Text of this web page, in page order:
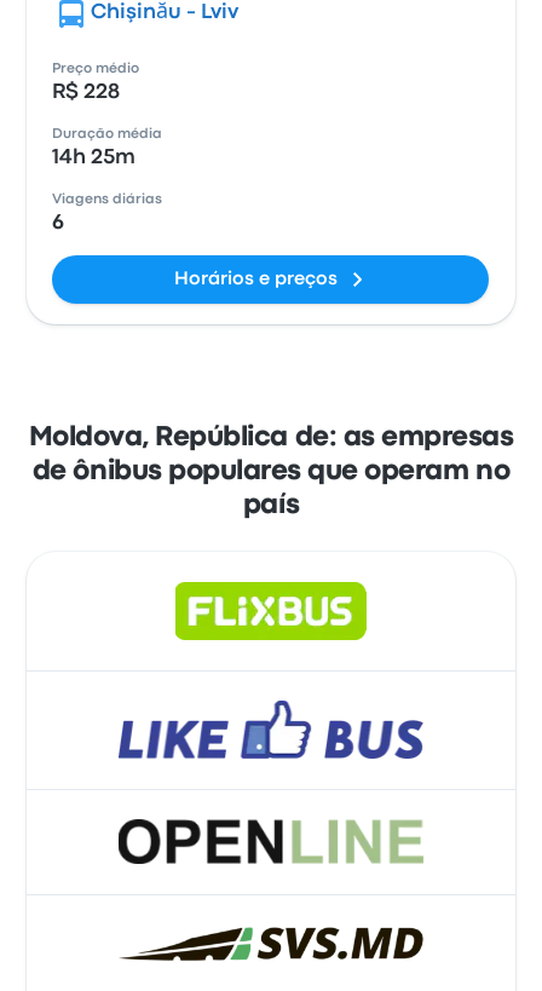
Chişinău - Lviv
Preço médio
R$ 228
Duração média
14h 25m
Viagens diárias
6
Horários e preços
Moldova, República de: as empresas
de ônibus populares que operam no
país